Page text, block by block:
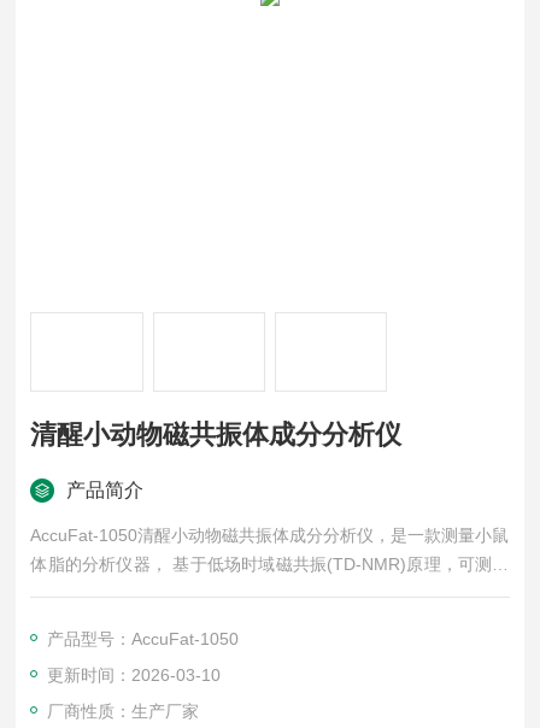
清醒小动物磁共振体成分分析仪
产品简介
AccuFat-1050清醒小动物磁共振体成分分析仪，是一款测量小鼠
体脂的分析仪器， 基于低场时域磁共振(TD-NMR)原理，可测量
活鼠体内脂肪、瘦肉、水分的含量。仪器通过定量磁共振技术与
监测，具有快速、精准、稳定、安全等优点。
产品型号：AccuFat-1050
更新时间：2026-03-10
厂商性质：生产厂家